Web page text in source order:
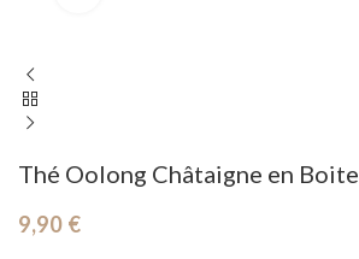
Thé Oolong Châtaigne en Boite
9,90 €